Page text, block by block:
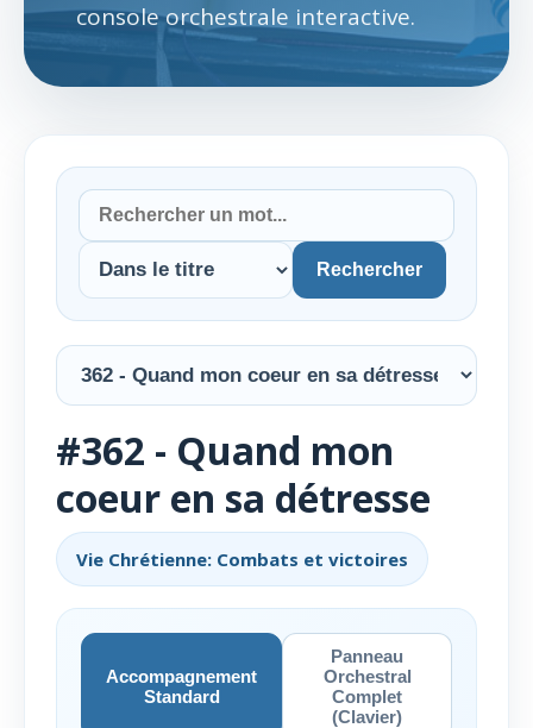
console orchestrale interactive.
Rechercher
#362 - Quand mon
coeur en sa détresse
Vie Chrétienne: Combats et victoires
Accompagnement
Standard
Panneau
Orchestral
Complet
(Clavier)